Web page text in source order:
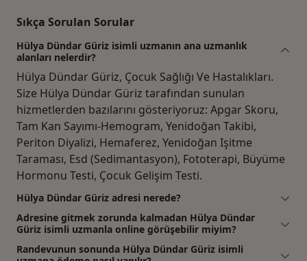
Sıkça Sorulan Sorular
Hülya Dündar Güriz isimli uzmanın ana uzmanlık
alanları nelerdir?
Hülya Dündar Güriz, Çocuk Sağlığı Ve Hastalıkları.
Size Hülya Dündar Güriz tarafından sunulan
hizmetlerden bazılarını gösteriyoruz: Apgar Skoru,
Tam Kan Sayımı-Hemogram, Yenidoğan Takibi,
Periton Diyalizi, Hemaferez, Yenidoğan Işitme
Taraması, Esd (Sedimantasyon), Fototerapi, Büyüme
Hormonu Testi, Çocuk Gelişim Testi.
Hülya Dündar Güriz adresi nerede?
Adresine gitmek zorunda kalmadan Hülya Dündar
Güriz isimli uzmanla online görüşebilir miyim?
Randevunun sonunda Hülya Dündar Güriz isimli